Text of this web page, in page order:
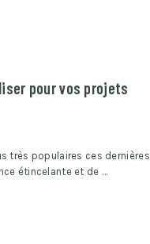
pour vos projets
très populaires ces dernières
étincelante et de …